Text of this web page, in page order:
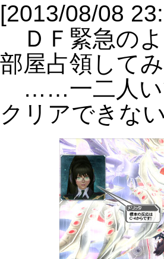
[2013/08/08
ＤＦ緊急の
部屋占領して
……一二人い
クリアできな